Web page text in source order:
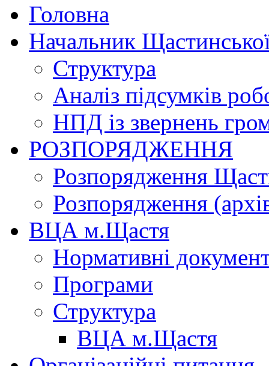
Головна
Начальник
Структура
Аналіз підсумків
НПД із звернень
РОЗПОРЯДЖЕННЯ
Розпорядження
Розпорядження
ВЦА м.Щастя
Нормативні
Програми
Структура
ВЦА м.Щастя